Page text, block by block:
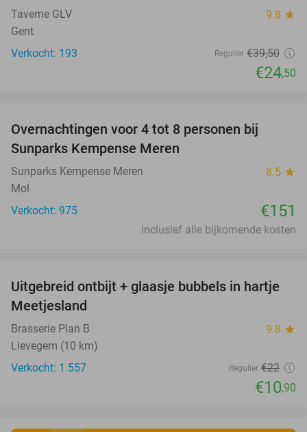
Taverne GLV 9.8 star
Gent
Verkocht: 193
Regulier €39,50
€24,50
Overnachtingen voor 4 tot 8 personen bij
Sunparks Kempense Meren
Sunparks Kempense Meren 8.5 star
Mol
Verkocht: 975
€151
Inclusief alle bijkomende kosten
50%
Uitgebreid ontbijt + glaasje bubbels in hartje
Meetjesland
Brasserie Plan B 9.8 star
Lievegem (10 km)
Verkocht: 1.557
Regulier €22
€10,90